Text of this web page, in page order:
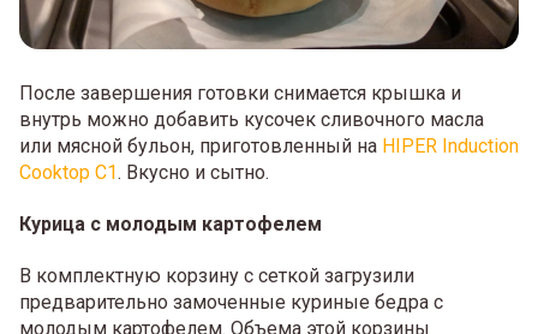
После завершения готовки снимается крышка и
внутрь можно добавить кусочек сливочного масла
или мясной бульон, приготовленный на HIPER Induction
Cooktop C1. Вкусно и сытно.
Курица с молодым картофелем
В комплектную корзину с сеткой загрузили
предварительно замоченные куриные бедра с
молодым картофелем. Объема этой корзины